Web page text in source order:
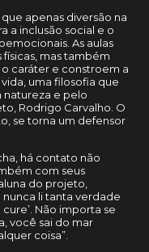
apenas diversão na
a inclusão social e o
As aulas
mas também
caráter e constroem a
uma filosofia que
natureza e pelo
Rodrigo Carvalho. O
se torna um defensor
há contato não
com seus
do projeto,
nunca li tanta verdade
Não importa se
você sai do mar
coisa”.